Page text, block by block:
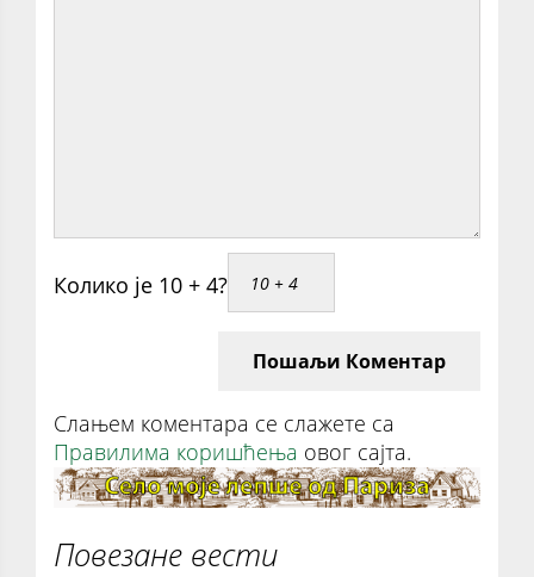
Колико је 10 + 4?
Пошаљи Коментар
Слањем коментара се слажете са
Правилима коришћења овог сајта.
Повезане вести